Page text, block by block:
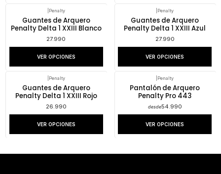
Penalty
Guantes de Arquero
Penalty Delta 1 XXIII Blanco
27.990
VER OPCIONES
Penalty
Guantes de Arquero
Penalty Delta 1 XXIII Azul
27.990
VER OPCIONES
Penalty
Guantes de Arquero
Penalty Delta 1 XXIII Rojo
26.990
VER OPCIONES
Penalty
Pantalón de Arquero
Penalty Pro 443
desde54.990
VER OPCIONES